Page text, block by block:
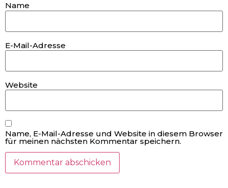
Name
E-Mail-Adresse
Website
Name, E-Mail-Adresse und Website in diesem Browser
für meinen nächsten Kommentar speichern.